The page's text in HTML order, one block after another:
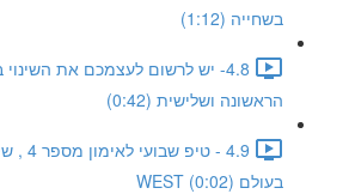
בשחייה (1:12)
4.8- יש לרשום לעצמכם את
הראשונה ושלישית (0:42)
4.9 -
בעולם WEST (0:02)